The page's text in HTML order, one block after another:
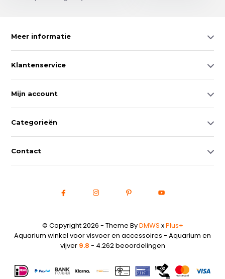
Meer informatie
Klantenservice
Mijn account
Categorieën
Contact
© Copyright 2026 - Theme ByDMWS xPlus+
Aquarium winkel voor visvoer en accessoires - Aquarium en
vijver 9.8 - 4.262 beoordelingen